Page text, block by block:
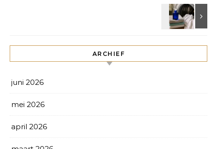
ARCHIEF
juni 2026
mei 2026
april 2026